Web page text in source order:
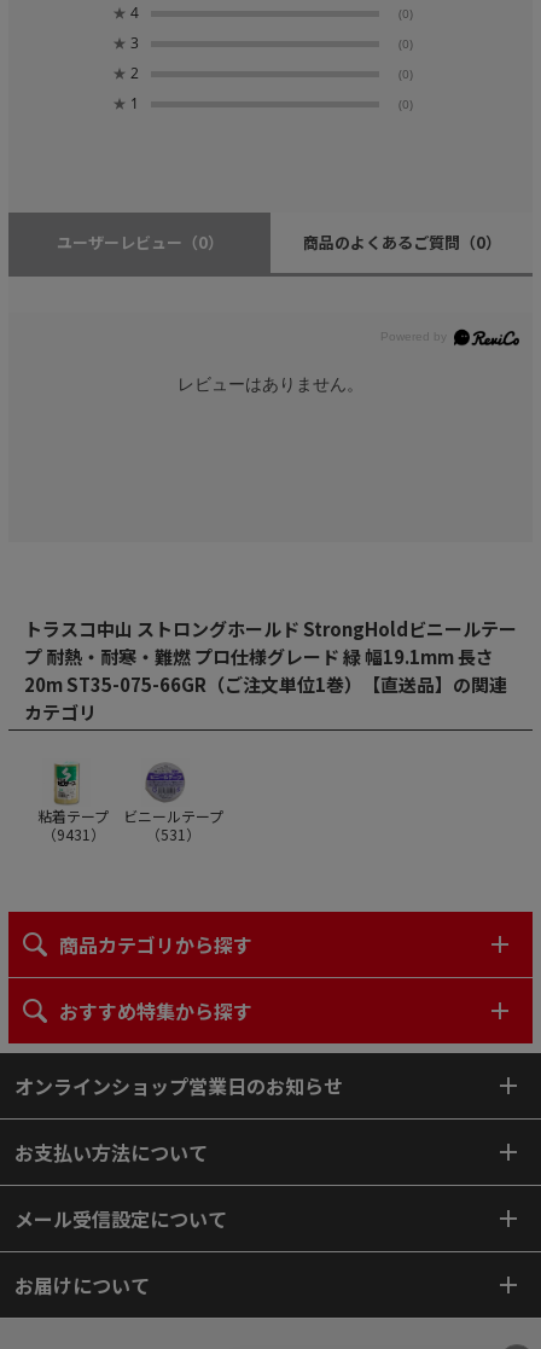
★ 4 (0)
★ 3 (0)
★ 2 (0)
★ 1 (0)
ユーザーレビュー （0） 商品のよくあるご質問 （0）
レビューはありません。
トラスコ中山 ストロングホールド StrongHoldビニールテー
プ 耐熱・耐寒・難燃 プロ仕様グレード 緑 幅19.1mm 長さ
20m ST35-075-66GR（ご注文単位1巻）【直送品】の関連
カテゴリ
粘着テープ
（9431 ）
ビニールテープ
（531 ）
商品カテゴリから探す
おすすめ特集から探す
オンラインショップ営業日のお知らせ
お支払い方法について
メール受信設定について
お届けについて